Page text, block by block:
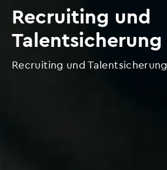
Recruiting und
Talentsicherung
Recruiting und Talentsicherung